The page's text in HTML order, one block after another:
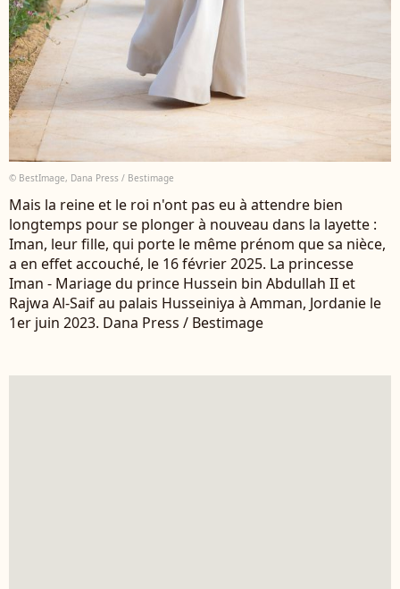
© BestImage, Dana Press / Bestimage
Mais la reine et le roi n'ont pas eu à attendre bien
longtemps pour se plonger à nouveau dans la layette :
Iman, leur fille, qui porte le même prénom que sa nièce,
a en effet accouché, le 16 février 2025. La princesse
Iman - Mariage du prince Hussein bin Abdullah II et
Rajwa Al-Saif au palais Husseiniya à Amman, Jordanie le
1er juin 2023. Dana Press / Bestimage